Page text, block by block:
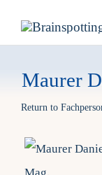
Maurer
Return to